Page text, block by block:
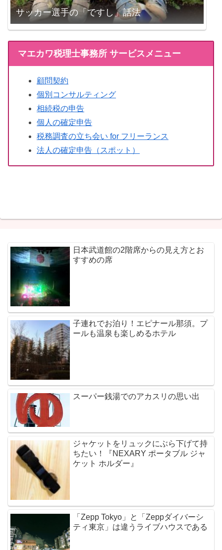
サッカー選手の「ですし」話法
マエカワ税理士事務所 サービスメニュー
顧問契約
個別コンサルティング
相続税の申告
個人の確定申告
税務調査の立ち会い for フリーランス
法人の確定申告（スポット）
日本武道館の2階席からの見え方とお
すすめの席
子連れでお泊り！エピナール那須。プ
ールも温泉も楽しめるホテル
スーパー銭湯でのアカスリの思い出
ジャケットをリュックにぶら下げて持
ちたい！『NEXARY ポータブル ジャ
ケット ホルダー』
「Zepp Tokyo」と「Zeppダイバーシ
ティ東京」は違うライブハウスである